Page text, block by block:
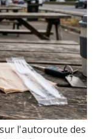
l'autoroute des